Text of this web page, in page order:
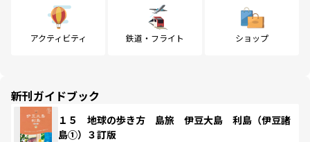
アクティビティ 鉄道・フライト ショップ
新刊ガイドブック
１５ 地球の歩き方 島旅 伊豆大島 利島（伊豆諸
島①）３訂版